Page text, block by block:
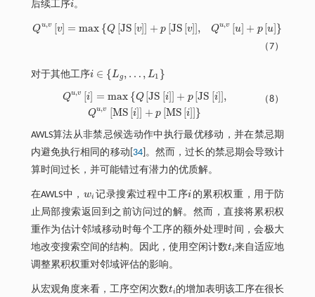
后续工序i
i 。
Qu,v [v] = max {Q [JS [v]] + p [JS [v]], Qu,v [u] + p [u]}
Qu ,v =m ax QJSv+ pJSv, Qu ,v +pu
（7）
对于其他工序i ∈ {Lg , … , L1 }
i∈{ Lg,…,L 1 }
Qu,v [i] = max {Q [JS [i]] + p [JS [i]],
Qu,v [MS [i]] + p [MS [i]]}
maxQ JS +p JSi,Q MS i+p MSi
（8）
AWLS算法从非禁忌候选动作中执行最优移动，并在禁忌期
内避免执行相同的移动[ 34]。然而，过长的禁忌期会导致计
算时间过长，并可能错过有潜力的优质解。
在AWLS中，wi
wi 记录搜索过程中工序i
i 的累积权重，用于防
止局部搜索返回到之前访问过的解。然而，直接将累积权
重作为估计邻域移动时每个工序的额外处理时间，会极大
地改变搜索空间的结构。因此，使用空闲计数ti
t来自适应地
调整累积权重对邻域评估的影响。
从宏观角度来看，工序空闲次数ti
t的增加表明该工序在很长